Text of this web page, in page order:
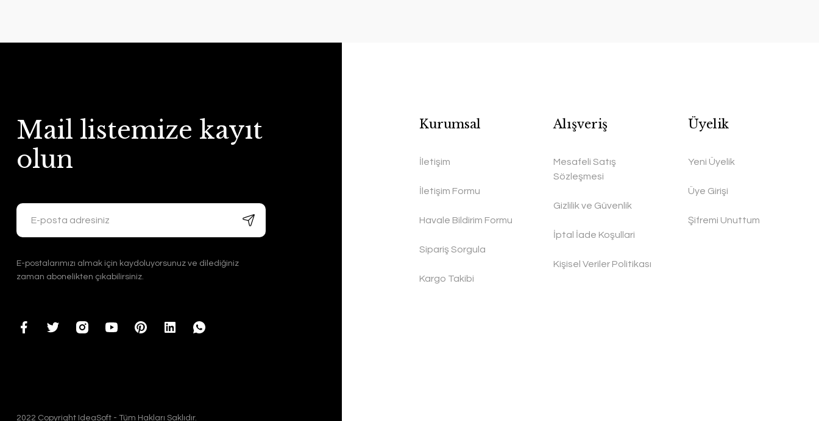
Mail listemize kayıt
olun
E-postalarımızı almak için kaydoluyorsunuz ve dilediğiniz
zaman abonelikten çıkabilirsiniz.
Kurumsal
İletişim
İletişim Formu
Havale Bildirim Formu
Sipariş Sorgula
Kargo Takibi
Alışveriş
Mesafeli Satış
Sözleşmesi
Gizlilik ve Güvenlik
İptal İade Koşullari
Kişisel Veriler Politikası
Üyelik
Yeni Üyelik
Üye Girişi
Şifremi Unuttum
2022 Copyright IdeaSoft - Tüm Hakları Saklıdır.